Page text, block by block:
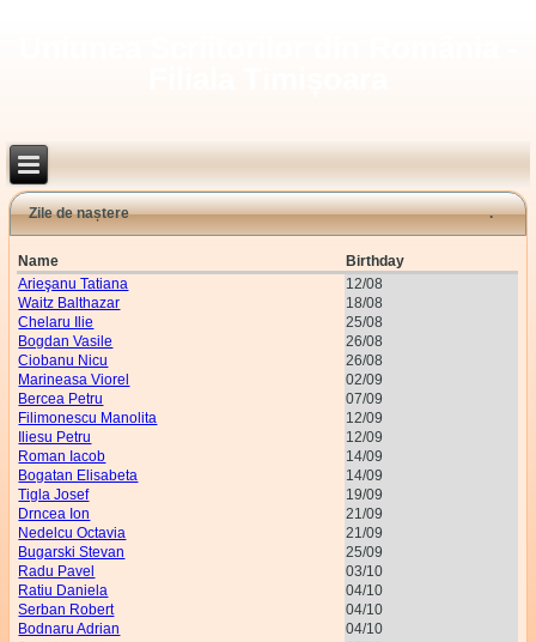
Zile de naștere
Name
Birthday
Arieşanu Tatiana
12/08
Waitz Balthazar
18/08
Chelaru Ilie
25/08
Bogdan Vasile
26/08
Ciobanu Nicu
26/08
Marineasa Viorel
02/09
Bercea Petru
07/09
Filimonescu Manolita
12/09
Iliesu Petru
12/09
Roman Iacob
14/09
Bogatan Elisabeta
14/09
Tigla Josef
19/09
Drncea Ion
21/09
Nedelcu Octavia
21/09
Bugarski Stevan
25/09
Radu Pavel
03/10
Ratiu Daniela
04/10
Serban Robert
04/10
Bodnaru Adrian
04/10